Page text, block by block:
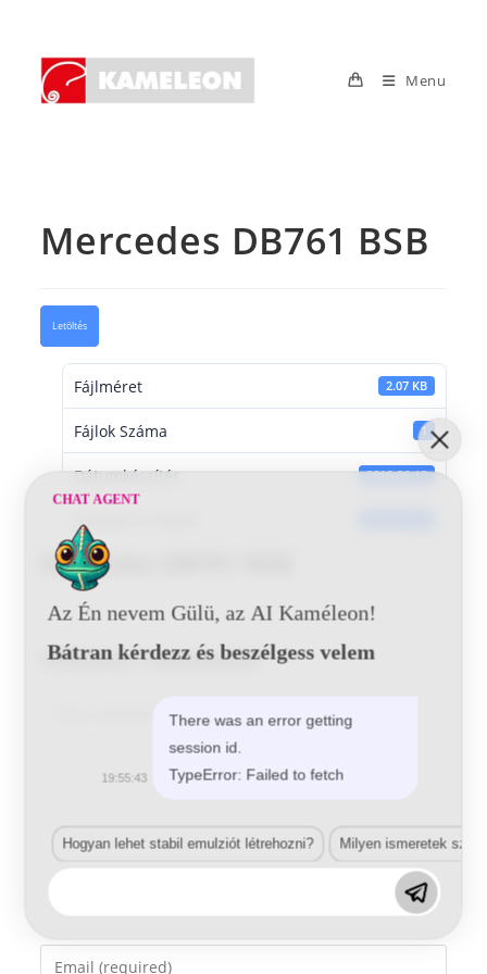
content
Menu
Mercedes DB761 BSB
Letöltés
Fájlméret 2.07 KB
Fájlok Száma 1
Dátumkészítés 2016-06-13
Utoljára frissített
Mercedes DB761 BSB
Vélemény, hozzászólás?
your
name
Enter
CHAT AGENT
Az Én nevem Gülü, az AI Kaméleon!
Bátran kérdezz és beszélgess velem
There was an error getting
session id.
TypeError: Failed to fetch
19:55:43
Hogyan lehet stabil emulziót létrehozni? Milyen ismeretek